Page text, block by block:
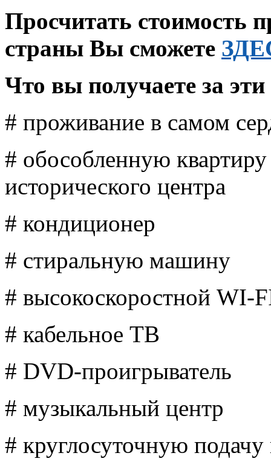
Просчитать стоимость
страны Вы сможете
Что вы получаете за
# проживание в самом
# обособленную
исторического центра
# кондиционер
# стиральную машину
# высокоскоростной WI-
# кабельное ТВ
# DVD-проигрыватель
# музыкальный центр
# круглосуточную